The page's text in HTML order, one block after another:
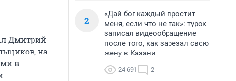
Дмитрий
на
в
2
«Дай бог каждый простит
меня, если что не так»: турок
записал видеообращение
после того, как зарезал свою
жену в Казани
24 691 2